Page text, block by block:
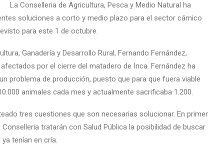
La Conselleria de Agricultura, Pesca y Medio Natural ha
soluciones a corto y medio plazo para el sector cárnico
para este 1 de octubre.
Ganadería y Desarrollo Rural, Fernando Fernández,
por el cierre del matadero de Inca. Fernández ha
problema de producción, puesto que para que fuera viable
animales cada mes y actualmente sacrificaba 1.200.
tres cuestiones que son necesarias solucionar. En primer
tratarán con Salud Pública la posibilidad de buscar
tenían en cría.